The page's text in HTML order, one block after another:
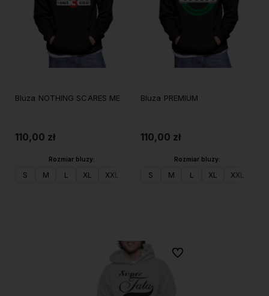
Bluza NOTHING SCARES ME
110,00 zł
Rozmiar bluzy:
S M L XL XXL
Bluza PREMIUM
110,00 zł
Rozmiar bluzy:
S M L XL XXL
Do ulubionych